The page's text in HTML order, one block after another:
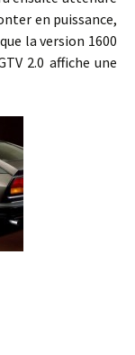
en puissance,
la version 1600
2.0 affiche une